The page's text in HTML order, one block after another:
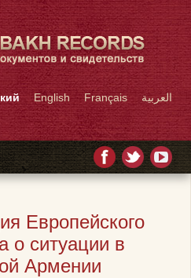
English Français العربية
Европейского
о ситуации в
Армении